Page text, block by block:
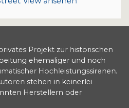
Projekt zur historischen
ehemaliger und noch
Hochleistungssirenen.
stehen in keinerlei
Herstellern oder